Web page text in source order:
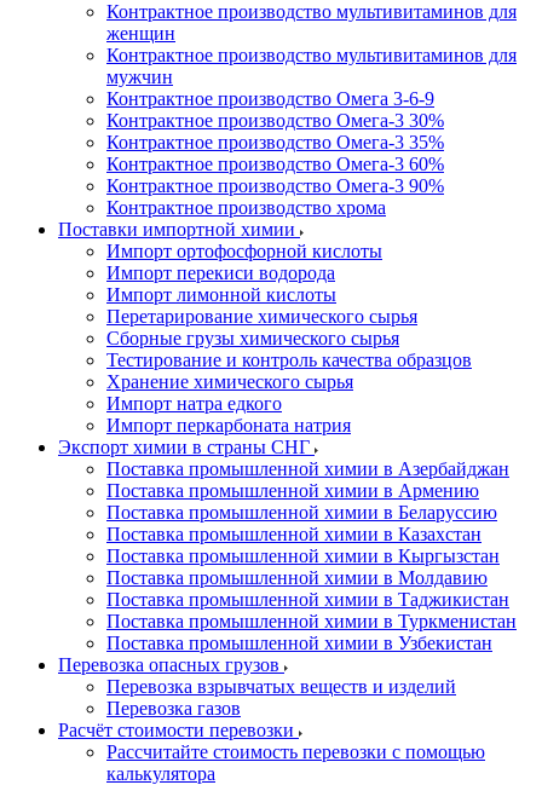
Контрактное производство мультивитаминов для
женщин
Контрактное производство мультивитаминов для
мужчин
Контрактное производство Омега 3-6-9
Контрактное производство Омега-3 30%
Контрактное производство Омега-3 35%
Контрактное производство Омега-3 60%
Контрактное производство Омега-3 90%
Контрактное производство хрома
Поставки импортной химии
Импорт ортофосфорной кислоты
Импорт перекиси водорода
Импорт лимонной кислоты
Перетарирование химического сырья
Сборные грузы химического сырья
Тестирование и контроль качества образцов
Хранение химического сырья
Импорт натра едкого
Импорт перкарбоната натрия
Экспорт химии в страны СНГ
Поставка промышленной химии в Азербайджан
Поставка промышленной химии в Армению
Поставка промышленной химии в Беларуссию
Поставка промышленной химии в Казахстан
Поставка промышленной химии в Кыргызстан
Поставка промышленной химии в Молдавию
Поставка промышленной химии в Таджикистан
Поставка промышленной химии в Туркменистан
Поставка промышленной химии в Узбекистан
Перевозка опасных грузов
Перевозка взрывчатых веществ и изделий
Перевозка газов
Расчёт стоимости перевозки
Рассчитайте стоимость перевозки с помощью
калькулятора